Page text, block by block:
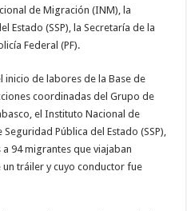
de Migración (INM), la
Estado (SSP), la Secretaría de la
Federal (PF).
inicio de labores de la Base de
coordinadas del Grupo de
el Instituto Nacional de
Pública del Estado (SSP),
94 migrantes que viajaban
un tráiler y cuyo conductor fue